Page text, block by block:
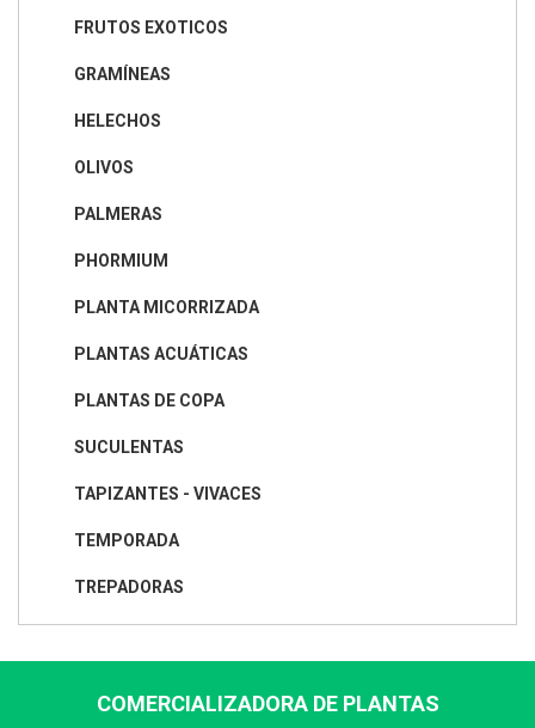
FRUTOS EXOTICOS
GRAMÍNEAS
HELECHOS
OLIVOS
PALMERAS
PHORMIUM
PLANTA MICORRIZADA
PLANTAS ACUÁTICAS
PLANTAS DE COPA
SUCULENTAS
TAPIZANTES - VIVACES
TEMPORADA
TREPADORAS
COMERCIALIZADORA DE PLANTAS